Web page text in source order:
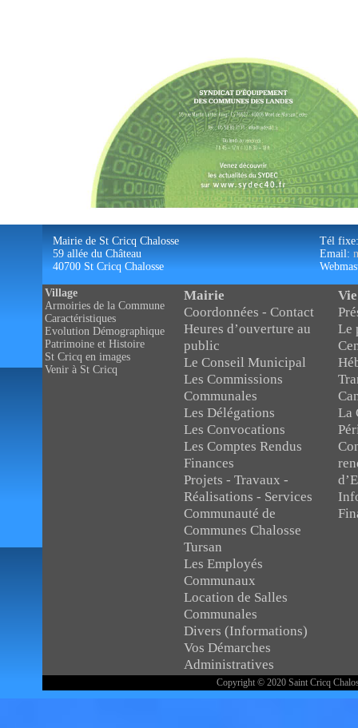
Mairie de St Cricq Chalosse
59 allée du Château
40700 St Cricq Chalosse
Tél
Email:
Village
Armoiries de la Commune
Caractéristiques
Evolution Démographique
Patrimoine et Histoire
St Cricq en images
Venir à St Cricq
Mairie
Coordonnées - Contact
Heures d’ouverture au
public
Le Conseil Municipal
Les Commissions
Communales
Les Délégations
Les Convocations
Les Comptes Rendus
Finances
Projets - Travaux -
Réalisations - Services
Communauté de
Communes Chalosse
Tursan
Les Employés
Communaux
Location de Salles
Communales
Divers (Informations)
Vos Démarches
Administratives
Le
La
Copyright © 2020 Saint Cricq